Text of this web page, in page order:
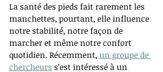
La santé des pieds fait rarement les
manchettes, pourtant, elle influence
notre stabilité, notre façon de
marcher et même notre confort
quotidien. Récemment, un groupe de
chercheurs s’est intéressé à un